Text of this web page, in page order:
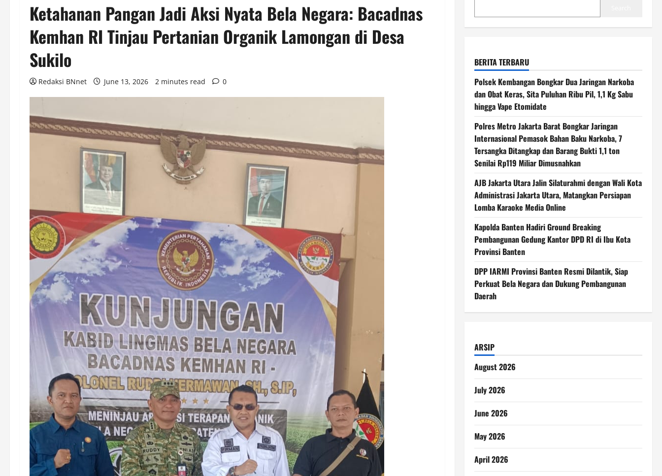
Ketahanan Pangan Jadi Aksi Nyata Bela Negara: Bacadnas
Kemhan RI Tinjau Pertanian Organik Lamongan di Desa
Sukilo
Redaksi BNnet June 13, 2026 2 minutes read 0
BERITA TERBARU
Polsek Kembangan Bongkar Dua Jaringan Narkoba
dan Obat Keras, Sita Puluhan Ribu Pil, 1,1 Kg Sabu
hingga Vape Etomidate
Polres Metro Jakarta Barat Bongkar Jaringan
Internasional Pemasok Bahan Baku Narkoba, 7
Tersangka Ditangkap dan Barang Bukti 1,1 ton
Senilai Rp119 Miliar Dimusnahkan
AJB Jakarta Utara Jalin Silaturahmi dengan Wali Kota
Administrasi Jakarta Utara, Matangkan Persiapan
Lomba Karaoke Media Online
Kapolda Banten Hadiri Ground Breaking
Pembangunan Gedung Kantor DPD RI di Ibu Kota
Provinsi Banten
DPP IARMI Provinsi Banten Resmi Dilantik, Siap
Perkuat Bela Negara dan Dukung Pembangunan
Daerah
ARSIP
August 2026
July 2026
June 2026
May 2026
April 2026